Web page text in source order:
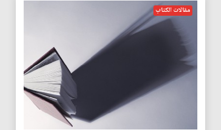
مقالات الكتاب